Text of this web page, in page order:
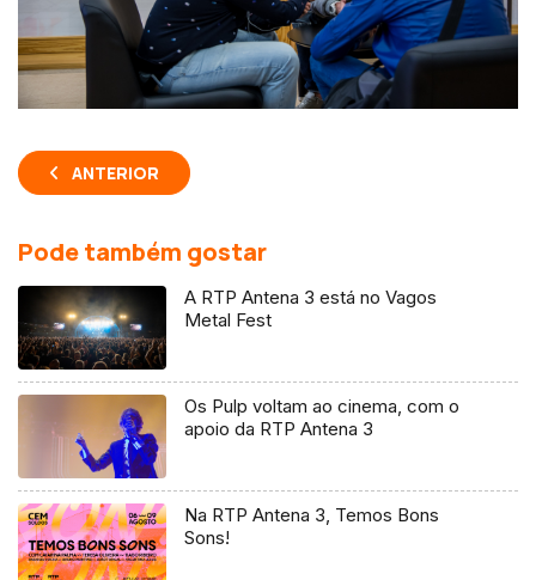
ANTERIOR
Pode também gostar
A RTP Antena 3 está no Vagos
Metal Fest
Os Pulp voltam ao cinema, com o
apoio da RTP Antena 3
Na RTP Antena 3, Temos Bons
Sons!